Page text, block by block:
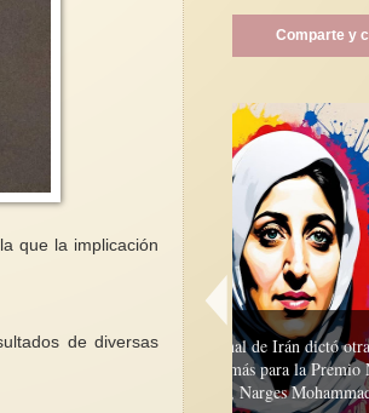
que la implicación
de diversas
Comparte y
de Irán dictó otra
más para la Premio Nobel
la Paz, Narges Mohammadi
Día de las
autoras españolas